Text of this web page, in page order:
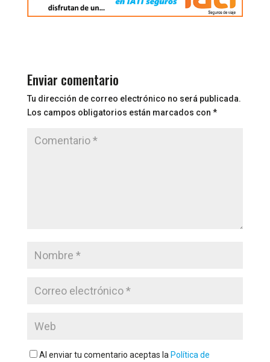
Enviar comentario
Tu dirección de correo electrónico no será publicada.
Los campos obligatorios están marcados con *
Al enviar tu comentario aceptas la Política de